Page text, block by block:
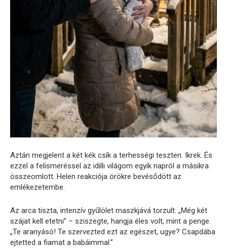
Aztán megjelent a két kék csík a terhességi teszten. Ikrek. És
ezzel a felismeréssel az idilli világom egyik napról a másikra
összeomlott. Helen reakciója örökre bevésődött az
emlékezetembe.
Az arca tiszta, intenzív gyűlölet maszkjává torzult. „Még két
szájat kell etetni” – sziszegte, hangja éles volt, mint a penge.
„Te aranyásó! Te szervezted ezt az egészet, ugye? Csapdába
ejtetted a fiamat a babáimmal.”